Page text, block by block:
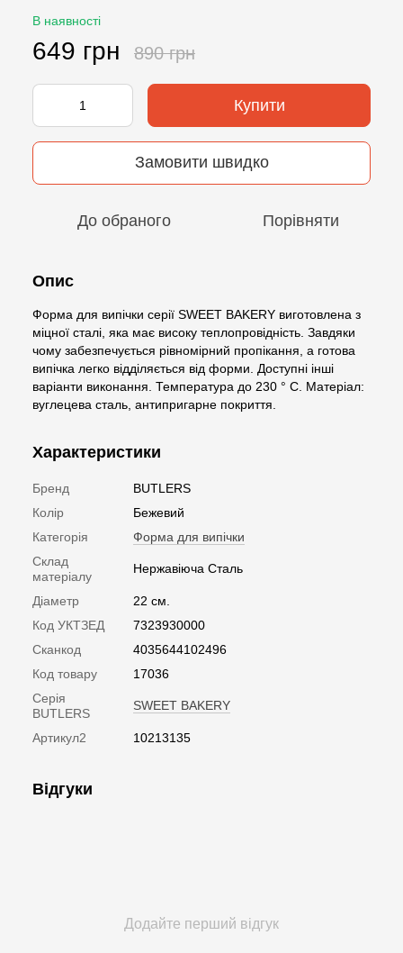
В наявності
649 грн 890 грн
Купити
Замовити швидко
До обраного Порівняти
Опис
Форма для випічки серії SWEET BAKERY виготовлена з
міцної сталі, яка має високу теплопровідність. Завдяки
чому забезпечується рівномірний пропікання, а готова
випічка легко відділяється від форми. Доступні інші
варіанти виконання. Температура до 230 ° C. Матеріал:
вуглецева сталь, антипригарне покриття.
Характеристики
Бренд
BUTLERS
Колір
Бежевий
Категорія
Форма для випічки
Склад
матеріалу
Нержавіюча Сталь
Діаметр
22 см.
Код УКТЗЕД
7323930000
Сканкод
4035644102496
Код товару
17036
Серія
BUTLERS
SWEET BAKERY
Артикул2 10213135
Відгуки
Додайте перший відгук